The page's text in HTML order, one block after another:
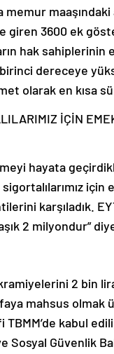
maaşındaki
giren 3600 ek
hak
dereceye
olarak en kısa
İÇİN
hayata
için
karşıladık.
2 milyondur”
2 bin
mahsus olmak
kabul
Sosyal Güvenlik